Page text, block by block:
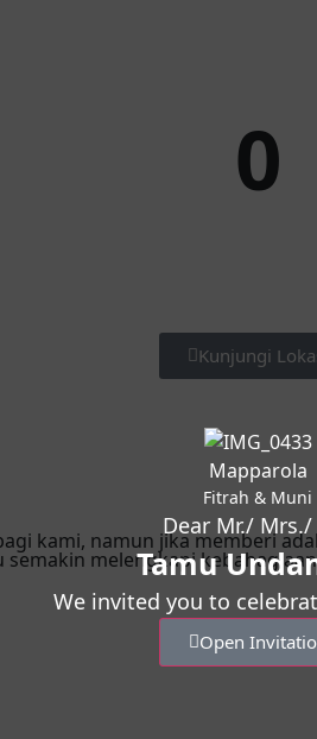
0
Kunjungi
kami, namun jika memberi
melengkapi
Mapparola
Fitrah & Muni
Dear Mr./ Mrs./
Tamu
We invited you to
Open